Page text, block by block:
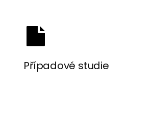
Případové studie